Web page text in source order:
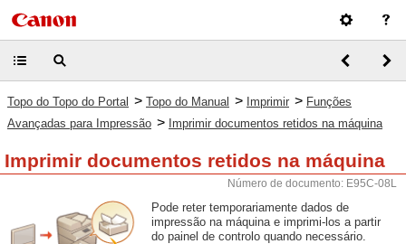
Topo do Topo do Portal > Topo do Manual > Imprimir > Funções
Avançadas para Impressão > Imprimir documentos retidos na máquina
Imprimir documentos retidos na máquina
Número de documento: E95C-08L
Pode reter temporariamente dados de
impressão na máquina e imprimi-los a partir
do painel de controlo quando necessário.